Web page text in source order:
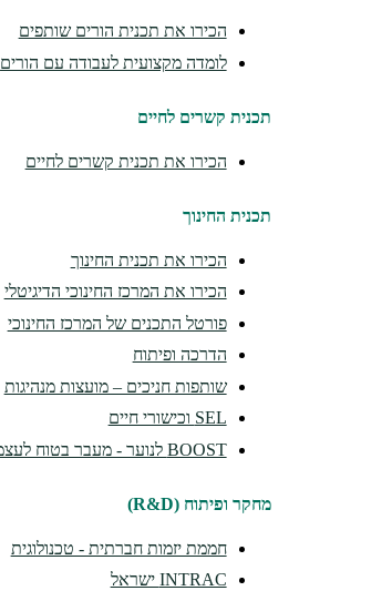
הכירו את תכנית הורים שותפים
לומדה מקצועית לעבודה עם הורים
תכנית קשרים לחיים
הכירו את תכנית קשרים לחיים
תכנית החינוך
הכירו את תכנית החינוך
הכירו את המרכז החינוכי הדיגיטלי
פורטל התכנים של המרכז החינוכי
הדרכה ופיתוח
שותפות חניכים – מועצות מנהיגות
SEL וכישורי חיים
BOOST לנוער - מעבר בטוח לעצמאות
מחקר ופיתוח (R&D)
חממת יזמות חברתית - טכנולוגית
INTRAC ישראל